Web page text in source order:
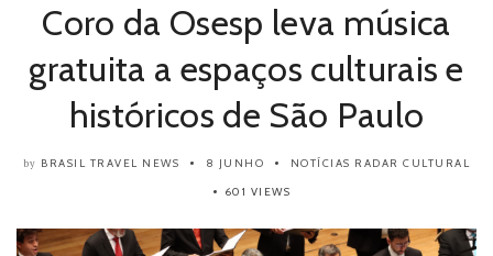
Coro da Osesp leva música
gratuita a espaços culturais e
históricos de São Paulo
by BRASIL TRAVEL NEWS 8 JUNHO NOTÍCIAS RADAR CULTURAL
601 VIEWS